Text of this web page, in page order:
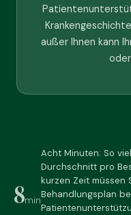
außer Ihnen kann
8min
Acht Minuten: So
Durchschnitt pro
kurzen Zeit müssen
Behandlungsplan